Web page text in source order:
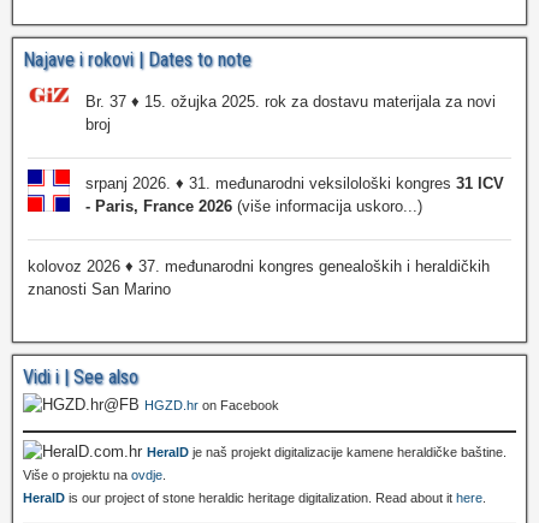
Najave i rokovi | Dates to note
Br. 37 ♦ 15. ožujka 2025. rok za dostavu materijala za novi
broj
srpanj 2026. ♦ 31. međunarodni veksilološki kongres 31 ICV
- Paris, France 2026 (više informacija uskoro...)
kolovoz 2026 ♦ 37. međunarodni kongres genealoških i heraldičkih
znanosti San Marino
Vidi i | See also
HGZD.hr on Facebook
HeralD je naš projekt digitalizacije kamene heraldičke baštine.
Više o projektu na ovdje.
HeralD is our project of stone heraldic heritage digitalization. Read about it here.